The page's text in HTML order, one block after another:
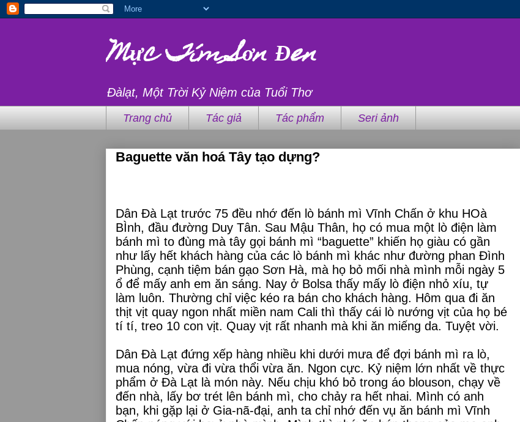
Mực Tím Sơn Đen
Đàlạt, Một Trời Kỷ Niệm của Tuổi Thơ
Trang chủ Tác giả Tác phẩm Seri ảnh
Baguette văn hoá Tây tạo dựng?
Dân Đà Lạt trước 75 đều nhớ đến lò bánh mì Vĩnh Chấn ở khu HOà
BÌnh, đầu đường Duy Tân. Sau Mậu Thân, họ có mua một lò điện làm
bánh mì to đùng mà tây gọi bánh mì “baguette” khiến họ giàu có gần
như lấy hết khách hàng của các lò bánh mì khác như đường phan Đình
Phùng, cạnh tiệm bán gạo Sơn Hà, mà họ bỏ mối nhà mình mỗi ngày 5
ổ để mấy anh em ăn sáng. Nay ở Bolsa thấy mấy lò điện nhỏ xíu, tự
làm luôn. Thường chỉ việc kéo ra bán cho khách hàng. Hôm qua đi ăn
thịt vịt quay ngon nhất miền nam Cali thì thấy cái lò nướng vịt của họ bé
tí tí, treo 10 con vịt. Quay vịt rất nhanh mà khi ăn miếng da. Tuyệt vời.
Dân Đà Lạt đứng xếp hàng nhiều khi dưới mưa để đợi bánh mì ra lò,
mua nóng, vừa đi vừa thổi vừa ăn. Ngon cực. Kỷ niệm lớn nhất về thực
phẩm ở Đà Lạt là món này. Nếu chịu khó bỏ trong áo blouson, chạy về
đến nhà, lấy bơ trét lên bánh mì, cho chảy ra hết nhai. Mình có anh
bạn, khi gặp lại ở Gia-nã-đại, anh ta chỉ nhớ đến vụ ăn bánh mì Vĩnh